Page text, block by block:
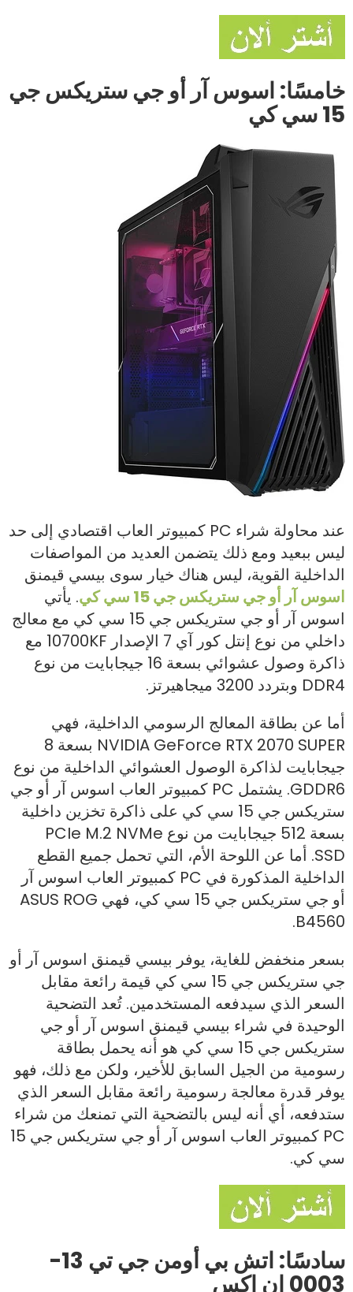
خامسًا: اسوس آر أو جي ستريكس جي
15 سي كي
عند محاولة شراء PC كمبيوتر العاب اقتصادي إلى حد
ليس ببعيد ومع ذلك يتضمن العديد من المواصفات
الداخلية القوية، ليس هناك خيار سوى بيسي قيمنق
اسوس آر أو جي ستريكس جي 15 سي كي
. يأتي
اسوس آر أو جي ستريكس جي 15 سي كي مع معالج
داخلي من نوع إنتل كور آي 7 الإصدار 10700KF مع
ذاكرة وصول عشوائي بسعة 16 جيجابايت من نوع
DDR4 وبتردد 3200 ميجاهيرتز.
أما عن بطاقة المعالج الرسومي الداخلية، فهي
NVIDIA GeForce RTX 2070 SUPER بسعة 8
جيجابايت لذاكرة الوصول العشوائي الداخلية من نوع
GDDR6. يشتمل PC كمبيوتر العاب اسوس آر أو جي
ستريكس جي 15 سي كي على ذاكرة تخزين داخلية
بسعة 512 جيجابايت من نوع PCIe M.2 NVMe
SSD. أما عن اللوحة الأم، التي تحمل جميع القطع
الداخلية المذكورة في PC كمبيوتر العاب اسوس آر
أو جي ستريكس جي 15 سي كي، فهي ASUS ROG
B4560.
بسعر منخفض للغاية، يوفر بيسي قيمنق اسوس آر أو
جي ستريكس جي 15 سي كي قيمة رائعة مقابل
السعر الذي سيدفعه المستخدمين. تُعد التضحية
الوحيدة في شراء بيسي قيمنق اسوس آر أو جي
ستريكس جي 15 سي كي هو أنه يحمل بطاقة
رسومية من الجيل السابق للأخير، ولكن مع ذلك، فهو
يوفر قدرة معالجة رسومية رائعة مقابل السعر الذي
ستدفعه، أي أنه ليس بالتضحية التي تمنعك من شراء
PC كمبيوتر العاب اسوس آر أو جي ستريكس جي 15
سي كي.
سادسًا: اتش بي أومن جي تي 13-
0003 ان اكس